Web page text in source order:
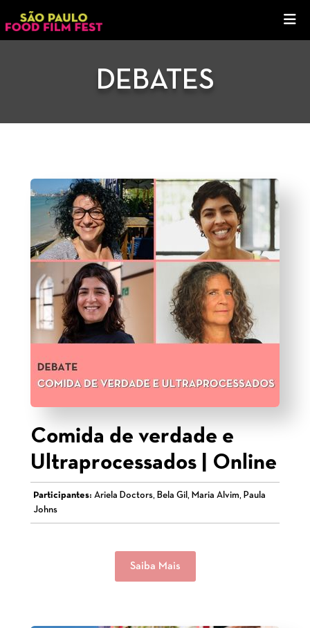
DEBATES
Comida de verdade e
Ultraprocessados | Online
Participantes: Ariela Doctors, Bela Gil, Maria Alvim, Paula
Johns
Saiba Mais